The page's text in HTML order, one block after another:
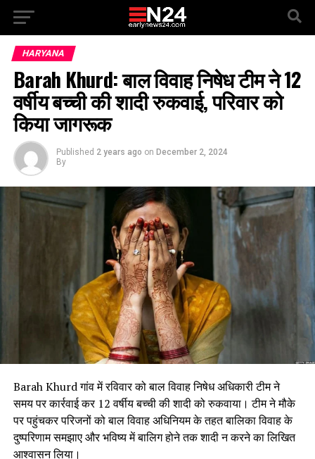
HARYANA
Barah Khurd: बाल विवाह निषेध टीम ने 12
वर्षीय बच्ची की शादी रुकवाई, परिवार को
किया जागरूक
Published 2 years ago on December 2, 2024
By
Barah Khurd गांव में रविवार को बाल विवाह निषेध अधिकारी टीम ने
समय पर कार्रवाई कर 12 वर्षीय बच्ची की शादी को रुकवाया। टीम ने मौके
पर पहुंचकर परिजनों को बाल विवाह अधिनियम के तहत बालिका विवाह के
दुष्परिणाम समझाए और भविष्य में बालिग होने तक शादी न करने का लिखित
आश्वासन लिया।